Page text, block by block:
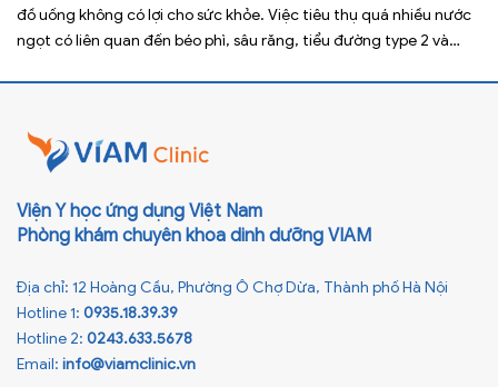
đồ uống không có lợi cho sức khỏe. Việc tiêu thụ quá nhiều nước
ngọt có liên quan đến béo phì, sâu răng, tiểu đường type 2 và
Viện Y học ứng dụng Việt Nam
Phòng khám chuyên khoa dinh dưỡng VIAM
Địa chỉ: 12 Hoàng Cầu, Phường Ô Chợ Dừa, Thành phố Hà Nội
Hotline 1: 0935.18.39.39
Hotline 2: 0243.633.5678
Email: info@viamclinic.vn